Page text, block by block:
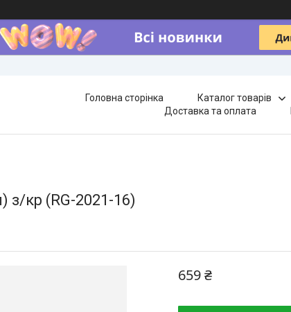
Головна сторінка Каталог товарів
Доставка та оплата
з/кр (RG-2021-16)
659 ₴